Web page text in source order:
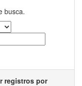
busca.
registros por